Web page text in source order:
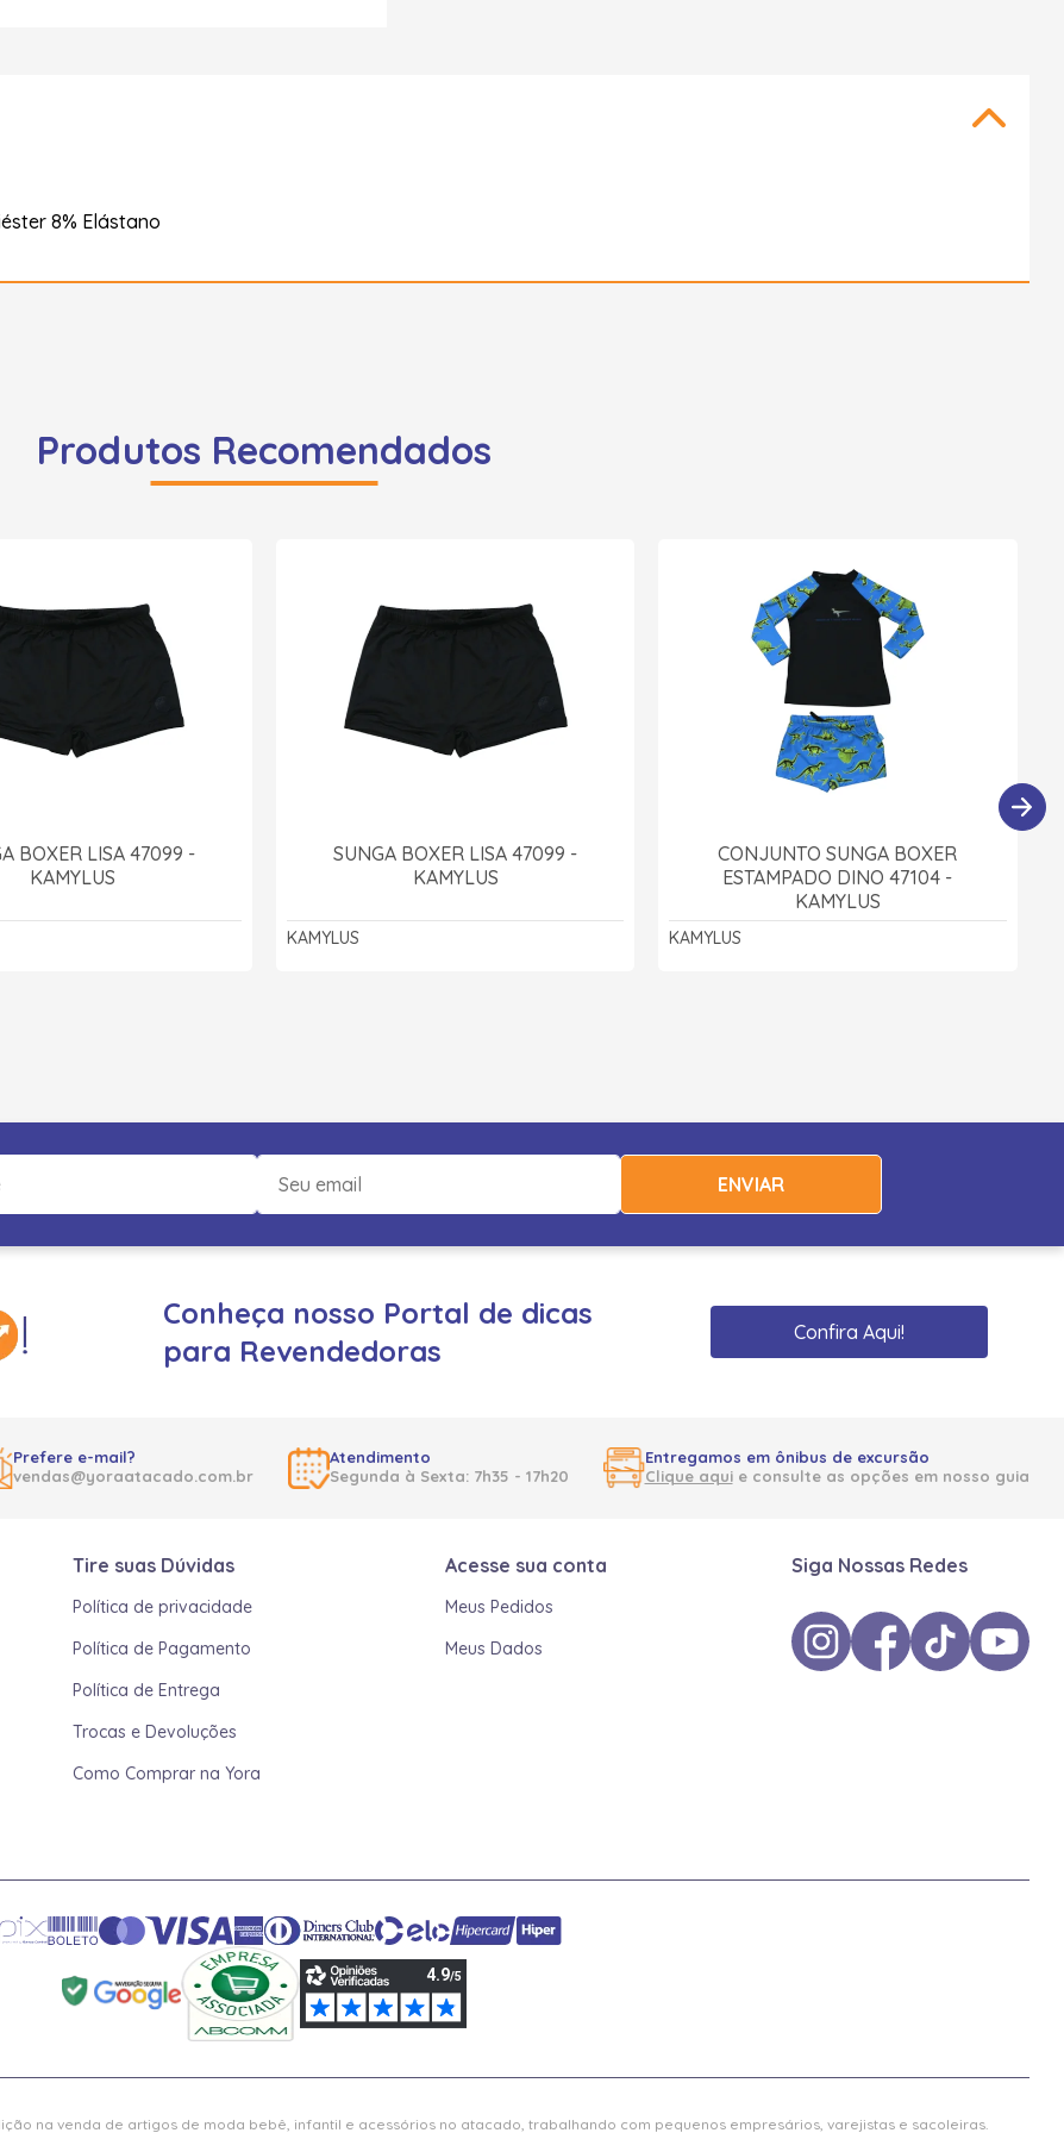
8% Elástano
Produtos Recomendados
BOXER LISA 47099 -
KAMYLUS
SUNGA BOXER LISA 47099 -
KAMYLUS
KAMYLUS
CONJUNTO SUNGA BOXER
ESTAMPADO DINO 47104 -
KAMYLUS
KAMYLUS
ENVIAR
Conheça nosso Portal de dicas
para Revendedoras
Confira Aqui!
Prefere e-mail?
vendas@yoraatacado.com.br
Atendimento
Segunda à Sexta: 7h35 - 17h20
Entregamos em ônibus de excursão
Clique aquie consulte as opções em nosso guia
Tire suas Dúvidas
Política de privacidade
Política de Pagamento
Política de Entrega
Trocas e Devoluções
Como Comprar na Yora
Acesse sua conta
Meus Pedidos
Meus Dados
Siga Nossas Redes
na venda de artigos de moda bebê, infantil e acessórios no atacado, trabalhando com pequenos empresários, varejistas e sacoleiras.